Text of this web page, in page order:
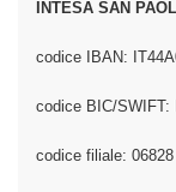
INTESA SAN
codice IBAN:
codice BIC/SWIFT:
codice filiale: 06828